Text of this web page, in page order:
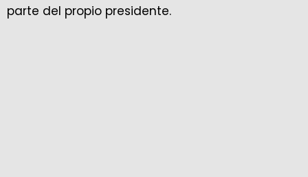
parte del propio presidente.